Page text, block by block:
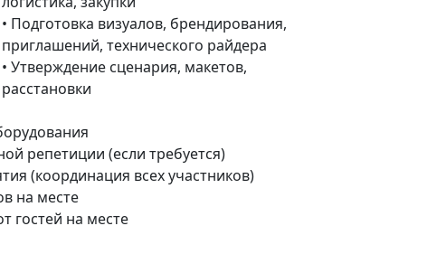
• Подготовка визуалов, брендирования,
приглашений, технического райдера
• Утверждение сценария, макетов,
расстановки
репетиции (если требуется)
(координация всех участников)
на месте
гостей на месте